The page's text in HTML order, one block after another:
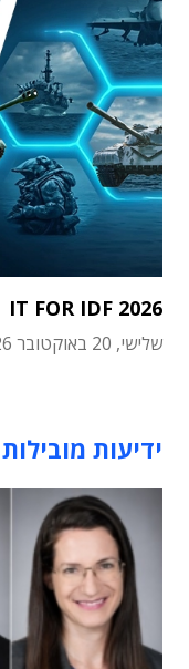
IT FOR IDF 2026
שלישי, 20 באוקטובר 2026
ידיעות מובילות